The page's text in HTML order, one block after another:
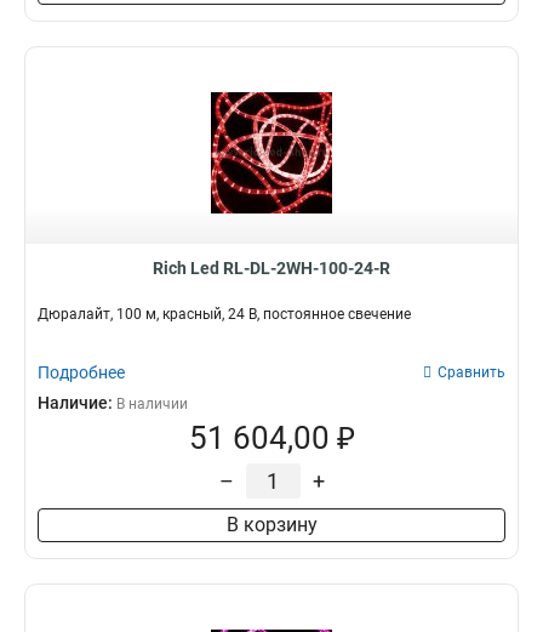
Rich Led RL-DL-2WH-100-24-R
Дюралайт, 100 м, красный, 24 В, постоянное свечение
Подробнее Сравнить
Наличие: В наличии
51 604,00 ₽
– +
В корзину